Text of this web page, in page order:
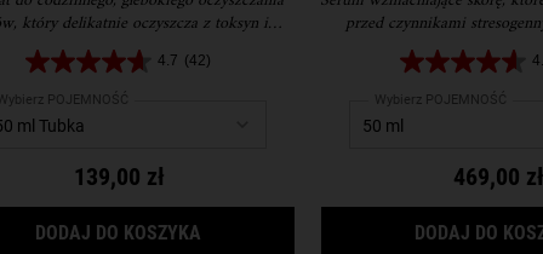
REPAIR BARRIER CREAM – KREM BARIEROWY DO TWARZY
stosowania
który delikatnie oczyszcza z toksyn i
złuszcza skórę.4.7 (42)
POJEMNOŚĆ
139,00 zł
DODAJ DO KOSZYKA RARE EARTH DEEP PORE DAILY
przed czynnikami
koryguje oznaki
Wybierz POJEMNOŚĆ
469,00 zł
DODAJ DO